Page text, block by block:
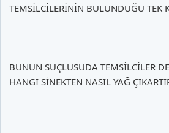
TEMSİLCİLERİNİN BULUNDUĞU TEK
BUNUN SUÇLUSUDA TEMSİLCİLER
HANGİ SİNEKTEN NASIL YAĞ